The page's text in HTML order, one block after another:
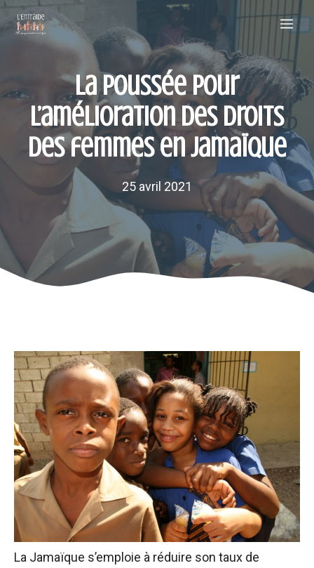
Aller
au
La poussée pour
l’amélioration des droits
des femmes en Jamaïque
25 avril 2021
La Jamaïque s’emploie à réduire son taux de